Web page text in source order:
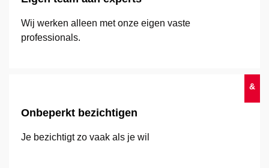
Wij werken alleen met onze eigen vaste
professionals.
&
Onbeperkt bezichtigen
Je bezichtigt zo vaak als je wil